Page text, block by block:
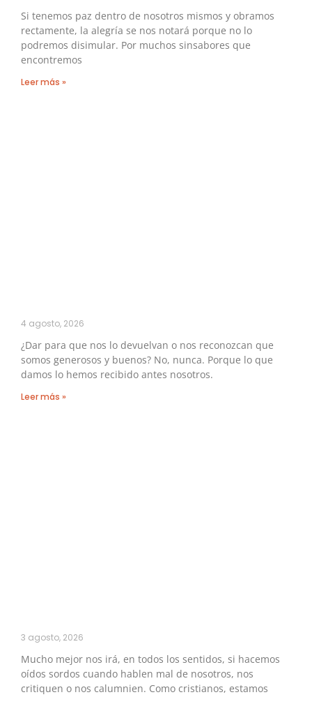
Si tenemos paz dentro de nosotros mismos y obramos
rectamente, la alegría se nos notará porque no lo
podremos disimular. Por muchos sinsabores que
encontremos
Leer más »
4 agosto, 2026
¿Dar para que nos lo devuelvan o nos reconozcan que
somos generosos y buenos? No, nunca. Porque lo que
damos lo hemos recibido antes nosotros.
Leer más »
3 agosto, 2026
Mucho mejor nos irá, en todos los sentidos, si hacemos
oídos sordos cuando hablen mal de nosotros, nos
critiquen o nos calumnien. Como cristianos, estamos